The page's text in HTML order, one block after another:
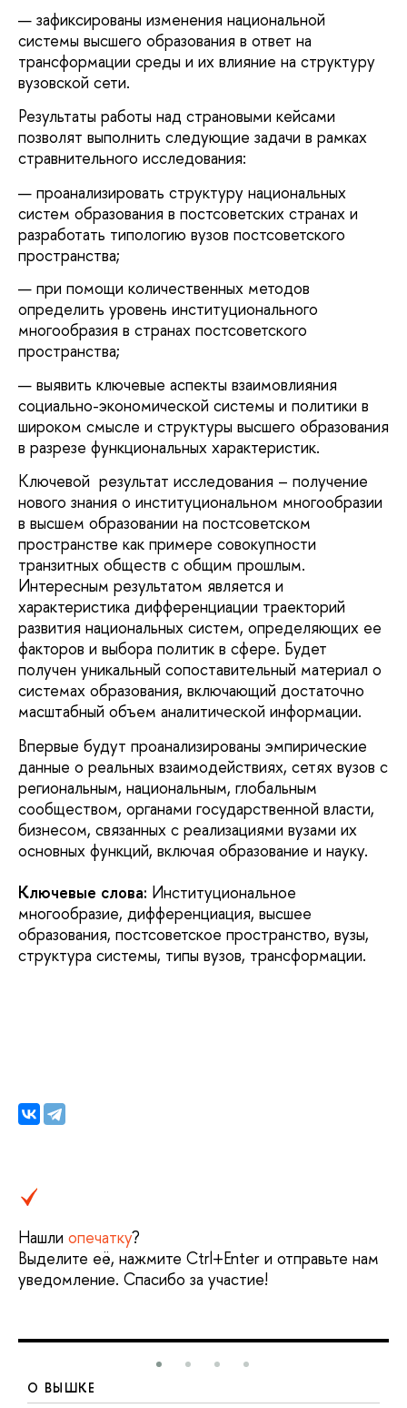
зафиксированы изменения национальной
системы высшего образования в ответ на
трансформации среды и их влияние на структуру
вузовской сети.
Результаты работы над страновыми кейсами
позволят выполнить следующие задачи в рамках
стравнительного исследования:
проанализировать структуру национальных
систем образования в постсоветских странах и
разработать типологию вузов постсоветского
пространства;
при помощи количественных методов
определить уровень институционального
многообразия в странах постсоветского
пространства;
выявить ключевые аспекты взаимовлияния
социально-экономической системы и политики в
широком смысле и структуры высшего образования
в разрезе функциональных характеристик.
Ключевой результат исследования – получение
нового знания о институциональном многообразии
в высшем образовании на постсоветском
пространстве как примере совокупности
транзитных обществ с общим прошлым.
Интересным результатом является и
характеристика дифференциации траекторий
развития национальных систем, определяющих ее
факторов и выбора политик в сфере. Будет
получен уникальный сопоставительный материал о
системах образования, включающий достаточно
масштабный объем аналитической информации.
Впервые будут проанализированы эмпирические
данные о реальных взаимодействиях, сетях вузов с
региональным, национальным, глобальным
сообществом, органами государственной власти,
бизнесом, связанных с реализациями вузами их
основных функций, включая образование и науку.
Ключевые слова: Институциональное
многообразие, дифференциация, высшее
образования, постсоветское пространство, вузы,
структура системы, типы вузов, трансформации.
Нашли опечатку?
Выделите её, нажмите Ctrl+Enter и отправьте нам
уведомление. Спасибо за участие!
О ВЫШКЕ